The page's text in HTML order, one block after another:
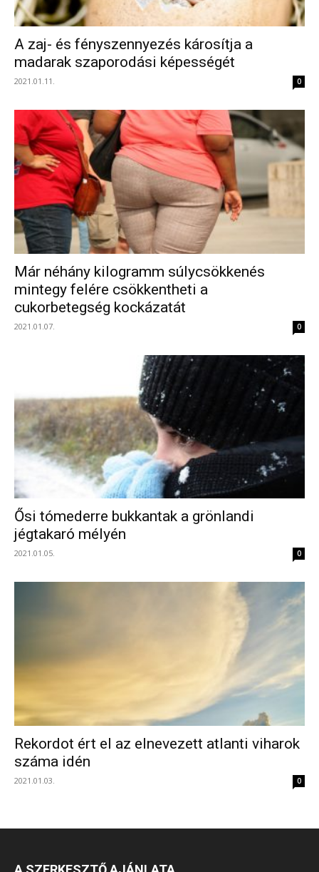
A zaj- és fényszennyezés károsítja a
madarak szaporodási képességét
2021.01.11. 0
Már néhány kilogramm súlycsökkenés
mintegy felére csökkentheti a
cukorbetegség kockázatát
2021.01.07. 0
Ősi tómederre bukkantak a grönlandi
jégtakaró mélyén
2021.01.05. 0
Rekordot ért el az elnevezett atlanti viharok
száma idén
2021.01.03. 0